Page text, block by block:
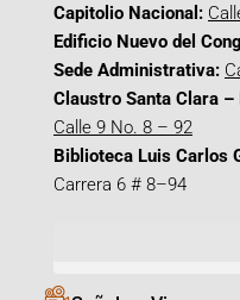
Capitolio Nacional:
Edificio Nuevo del
Sede Administrativa:
Claustro Santa Clara
Calle 9 No. 8 – 92
Biblioteca Luis Carlos
Carrera 6 # 8–94